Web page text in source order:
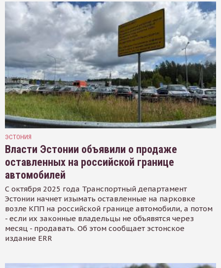
ЭСТОНИЯ
Власти Эстонии объявили о продаже
оставленных на российской границе
автомобилей
С октября 2025 года Транспортный департамент
Эстонии начнет изымать оставленные на парковке
возле КПП на российской границе автомобили, а потом
- если их законные владельцы не объявятся через
месяц - продавать. Об этом сообщает эстонское
издание ERR